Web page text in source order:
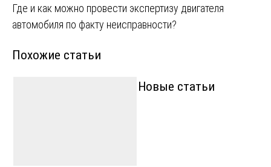
записям
Где и как можно провести экспертизу двигателя
автомобиля по факту неисправности?
Похожие статьи
Новые статьи